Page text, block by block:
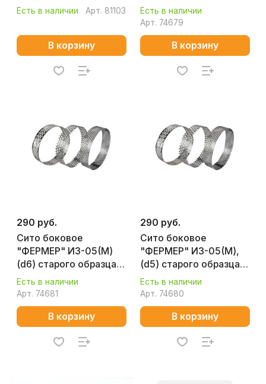
зерна)
Есть в наличии Арт. 81103
В корзину
(d4) лента, диаметр
193 мм
Есть в наличии
Арт. 74679
В корзину
290 руб.
Сито боковое
"ФЕРМЕР" ИЗ-05(М)
(d6) старого образца
220 мм
Есть в наличии
Арт. 74681
В корзину
290 руб.
Сито боковое
"ФЕРМЕР" ИЗ-05(М),
(d5) старого образца
220 мм
Есть в наличии
Арт. 74680
В корзину